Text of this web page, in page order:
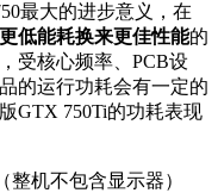
最大的进步意义，在
低能耗换来更佳性能的
受核心频率、PCB设
的运行功耗会有一定的
GTX 750Ti的功耗表现
整机不包含显示器）